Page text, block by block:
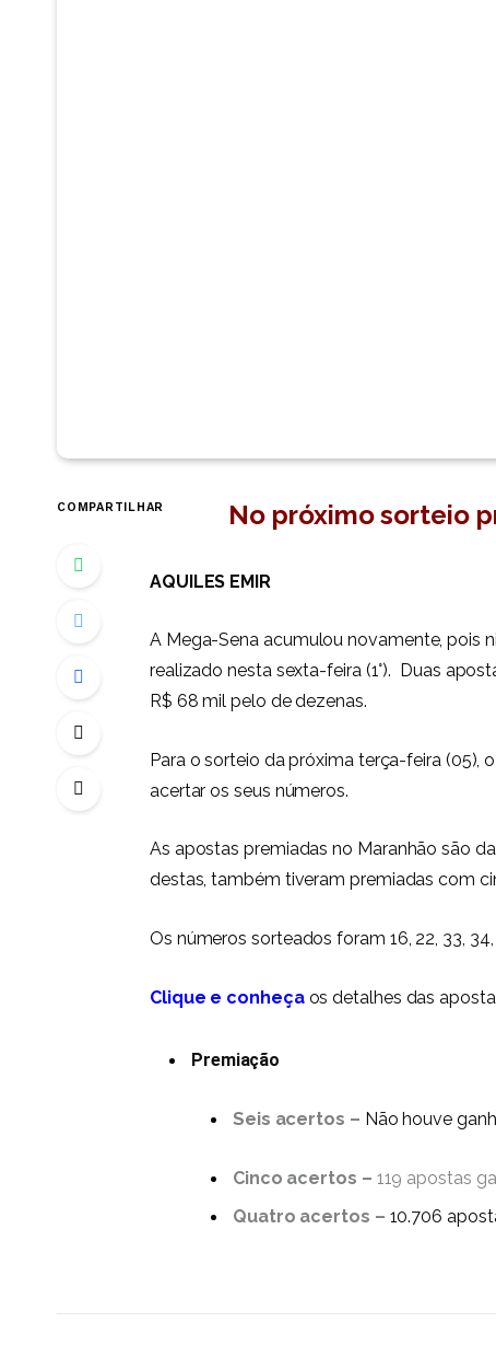
COMPARTILHAR No próximo sorteio
AQUILES EMIR
A Mega-Sena acumulou novamente, pois
realizado nesta sexta-feira (1°). Duas
R$ 68 mil pelo de dezenas.
Para o sorteio da próxima terça-feira (05),
acertar os seus números.
As apostas premiadas no Maranhão são
destas, também tiveram premiadas com
Os números sorteados foram 16, 22, 33,
Clique e conheçaos detalhes das
Premiação
Seis acertos – Não houve
Cinco acertos – 119 apostas
Quatro acertos – 10.706